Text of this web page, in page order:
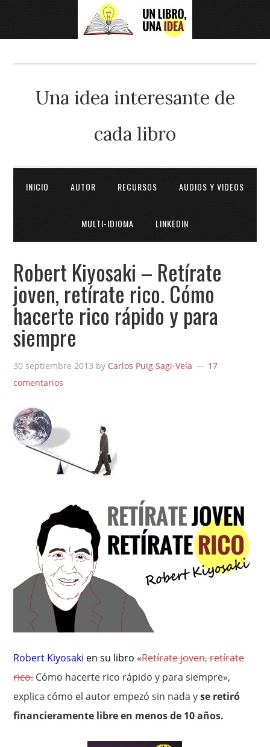
Una idea interesante de
cada libro
INICIO AUTOR RECURSOS AUDIOS Y VIDEOS
MULTI-IDIOMA LINKEDIN
Robert Kiyosaki – Retírate
joven, retírate rico. Cómo
hacerte rico rápido y para
siempre
30 septiembre 2013 by Carlos Puig Sagi-Vela
17
comentarios
Robert Kiyosaki en su libro «Retírate joven, retírate
rico.Cómo hacerte rico rápido y para siempre»,
explica cómo el autor empezó sin nada yse retiró
financieramente libre en menos de 10 años.